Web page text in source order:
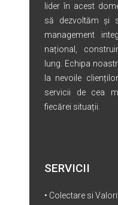
lider în acest
să dezvoltăm și
management
național,
lung. Echipa
la nevoile
servicii de cea
fiecărei situații.
SERVICII
• Colectare si